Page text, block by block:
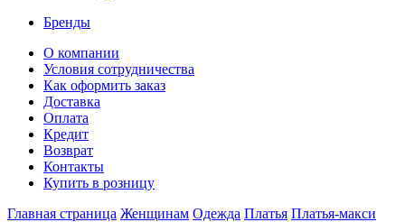
Бренды
О компании
Условия сотрудничества
Как оформить заказ
Доставка
Оплата
Кредит
Возврат
Контакты
Купить в розницу
Главная страница Женщинам Одежда Платья Платья-макси